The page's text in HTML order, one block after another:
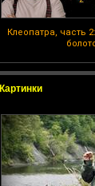
Клеопатра, часть
Картинки